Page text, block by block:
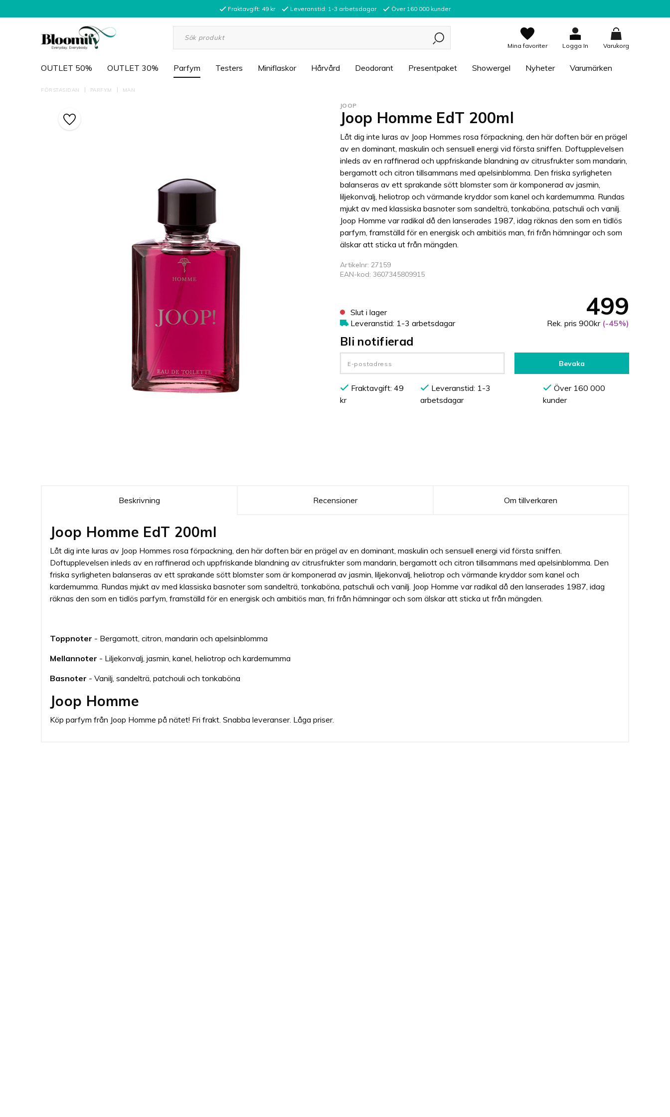
Fraktavgift: 49 kr Leveranstid: 1-3 arbetsdagar Över 160 000 kunder
Varukorg
Logga In
Mina favoriter
OUTLET 50% OUTLET 30% Parfym Testers Miniflaskor Hårvård Deodorant Presentpaket Showergel Nyheter Varumärken
FÖRSTASIDAN PARFYM MAN
JOOP
Joop Homme EdT 200ml
Låt dig inte luras av Joop Hommes rosa förpackning, den här doften bär en prägel
av en dominant, maskulin och sensuell energi vid första sniffen. Doftupplevelsen
inleds av en raffinerad och uppfriskande blandning av citrusfrukter som mandarin,
bergamott och citron tillsammans med apelsinblomma. Den friska syrligheten
balanseras av ett sprakande sött blomster som är komponerad av jasmin,
liljekonvalj, heliotrop och värmande kryddor som kanel och kardemumma. Rundas
mjukt av med klassiska basnoter som sandelträ, tonkaböna, patschuli och vanilj.
Joop Homme var radikal då den lanserades 1987, idag räknas den som en tidlös
parfym, framställd för en energisk och ambitiös man, fri från hämningar och som
älskar att sticka ut från mängden.
Artikelnr: 27159
EAN-kod: 3607345809915
Slut i lager
Leveranstid: 1-3 arbetsdagar
499
Rek. pris 900kr (-45%)
Bli notifierad
Bevaka
Fraktavgift: 49
kr
Leveranstid: 1-3
arbetsdagar
Över 160 000
kunder
Beskrivning Recensioner Om tillverkaren
Joop Homme EdT 200ml
Låt dig inte luras av Joop Hommes rosa förpackning, den här doften bär en prägel av en dominant, maskulin och sensuell energi vid första sniffen.
Doftupplevelsen inleds av en raffinerad och uppfriskande blandning av citrusfrukter som mandarin, bergamott och citron tillsammans med apelsinblomma. Den
friska syrligheten balanseras av ett sprakande sött blomster som är komponerad av jasmin, liljekonvalj, heliotrop och värmande kryddor som kanel och
kardemumma. Rundas mjukt av med klassiska basnoter som sandelträ, tonkaböna, patschuli och vanilj. Joop Homme var radikal då den lanserades 1987, idag
räknas den som en tidlös parfym, framställd för en energisk och ambitiös man, fri från hämningar och som älskar att sticka ut från mängden.
Toppnoter - Bergamott, citron, mandarin och apelsinblomma
Mellannoter - Liljekonvalj, jasmin, kanel, heliotrop och kardemumma
Basnoter - Vanilj, sandelträ, patchouli och tonkaböna
Joop Homme
Köp parfym från Joop Homme på nätet! Fri frakt. Snabba leveranser. Låga priser.